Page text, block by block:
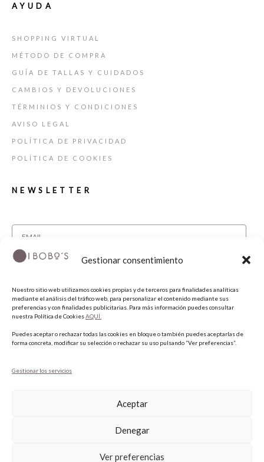
Gestionar consentimiento
Nuestro sitio web utilizamos cookies propias y de terceros para finalidades analíticas
mediante el análisis del tráfico web, para personalizar el contenido mediante sus
preferencias y con finalidades publicitarias. Para más información puedes consultar
nuestra Política de CookiesAQUÍ.
Puedes aceptar o rechazar todas las cookies en bloque o también puedes aceptarlas de
forma concreta, modificar su selección o rechazar su uso pulsando “Ver preferencias”.
Gestionar los servicios
Aceptar
Denegar
Ver preferencias
AYUDA
SHOPPING VIRTUAL
MÉTODO DE COMPRA
GUÍA DE TALLAS Y CUIDADOS
CAMBIOS Y DEVOLUCIONES
TÉRMINIOS Y CONDICIONES
AVISO LEGAL
POLÍTICA DE PRIVACIDAD
POLÍTICA DE COOKIES
NEWSLETTER
He leído y acepto la política de privacidad.
SUSCRIBIRME
SÍGUENOS